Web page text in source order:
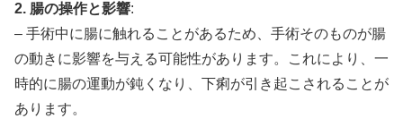
2. 腸の操作と影響:
– 手術中に腸に触れることがあるため、手術そのものが腸
の動きに影響を与える可能性があります。これにより、一
時的に腸の運動が鈍くなり、下痢が引き起こされることが
あります。